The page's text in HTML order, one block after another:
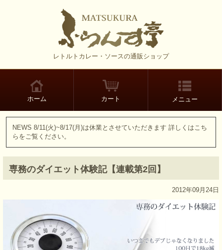
レトルトカレー・ソースの通販ショップ
ホーム カート メニュー
NEWS 8/11(火)~8/17(月)は休業とさせていただきます 詳しくはこち
らをご覧ください。
専務のダイエット体験記【連載第2回】
2012年09月24日